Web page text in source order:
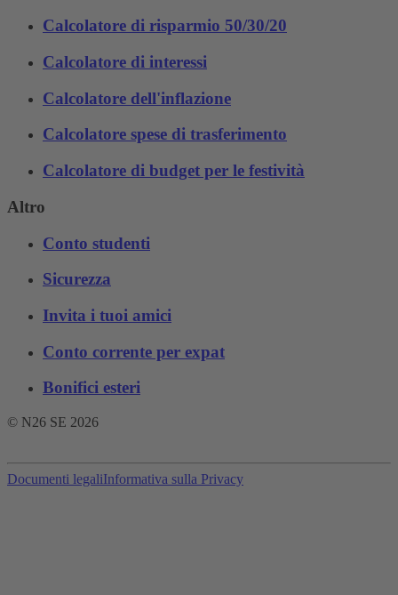
Calcolatore di risparmio 50/30/20
Calcolatore di interessi
Calcolatore dell'inflazione
Calcolatore spese di trasferimento
Calcolatore di budget per le festività
Altro
Conto studenti
Sicurezza
Invita i tuoi amici
Conto corrente per expat
Bonifici esteri
© N26 SE 2026
Documenti legaliInformativa sulla Privacy